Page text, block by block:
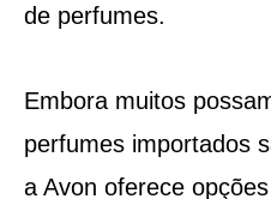
de perfumes.
Embora muitos
perfumes importados
a Avon oferece